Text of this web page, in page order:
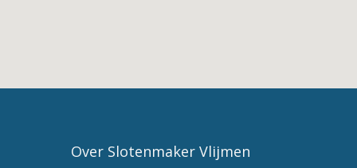
Slotenmaker
Over Slotenmaker Vlijmen